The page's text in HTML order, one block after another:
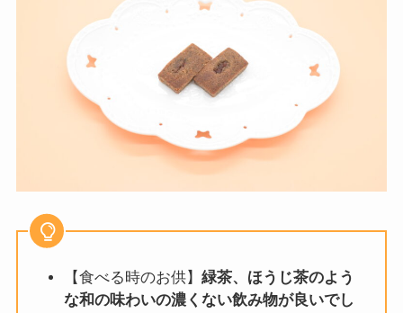
【食べる時のお供】 緑茶、ほうじ茶のよう
な和の味わいの濃くない飲み物が良いでし